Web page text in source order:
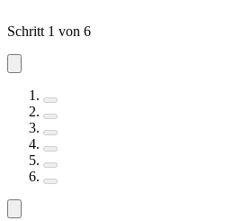
Schritt 1 von 6